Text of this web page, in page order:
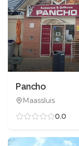
Pancho
Maassluis
0.0